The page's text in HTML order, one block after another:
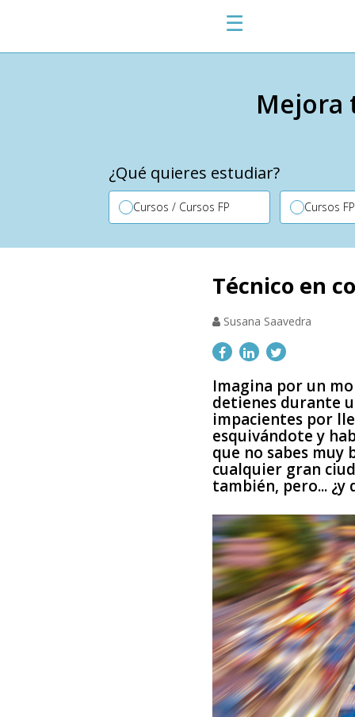
☰
Mejora
¿Qué quieres estudiar?
Cursos / Cursos FP Cursos FP
Técnico en
Susana Saavedra
Imagina por un
detienes durante
impacientes por
esquivándote y
que no sabes muy
cualquier gran
también, pero... ¿y